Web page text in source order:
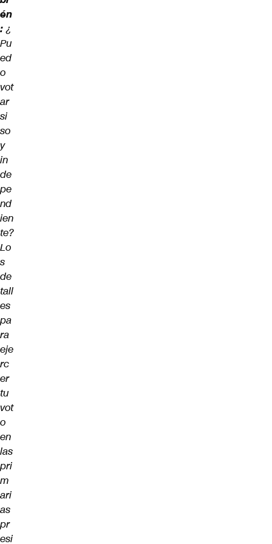
én
: ¿
Pu
ed
o
vot
ar
si
so
y
in
de
pe
nd
ien
te?
Lo
s
de
tall
es
pa
ra
eje
rc
er
tu
vot
o
en
las
pri
m
ari
as
pr
esi